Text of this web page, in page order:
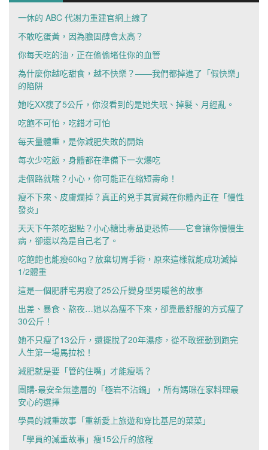
一休的 ABC 代謝力重建官網上線了
不敢吃蛋黃，因為膽固醇會太高？
你每天吃的油，正在偷偷堵住你的血管
為什麼你越吃甜食，越不快樂？——我們都掉進了「假快樂」
的陷阱
她吃XX瘦了5公斤，你沒看到的是她失眠、掉髮、月經亂。
吃飽不可怕，吃錯才可怕
每天量體重，是你減肥失敗的開始
每次少吃飯，身體都在準備下一次爆吃
走個路就喘？小心，你可能正在縮短壽命！
瘦不下來、皮膚爛掉？真正的兇手其實藏在你體內正在「慢性
發炎」
天天下午茶吃甜點？小心糖比毒品更恐怖——它會讓你慢慢生
病，卻還以為是自己老了。
吃飽飽也能瘦60kg？放棄切胃手術，原來這樣就能成功減掉
1/2體重
這是一個肥胖宅男瘦了25公斤變身型男暖爸的故事
出差、暴食、熬夜…她以為瘦不下來，卻靠最舒服的方式瘦了
30公斤！
她不只瘦了13公斤，還擺脫了20年濕疹，從不敢運動到跑完
人生第一場馬拉松！
減肥就是要「管的住嘴」才能瘦嗎？
團購-最安全無塗層的「極岩不沾鍋」，所有媽咪在家料理最
安心的選擇
學員的減重故事「重新愛上旅遊和穿比基尼的菜菜」
「學員的減重故事」瘦15公斤的旅程